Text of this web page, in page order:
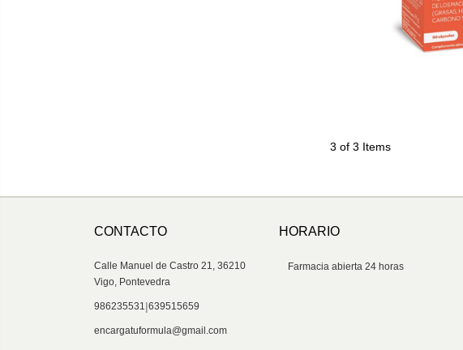
3 of 3 Items
CONTACTO
Calle Manuel de Castro 21, 36210
Vigo, Pontevedra
986235531|639515659
encargatuformula@gmail.com
HORARIO
Farmacia abierta 24 horas